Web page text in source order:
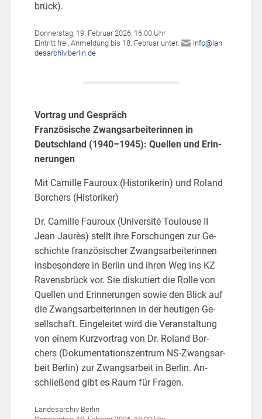
brück).
Don­ners­tag, 19. Fe­bru­ar 2026, 16.00 Uhr
Ein­tritt frei, An­mel­dung bis 18. Fe­bru­ar unter:
info@​lan​
desa​rchi​v.​berlin.​de
Vor­trag und Ge­spräch
Fran­zö­si­sche Zwangs­ar­bei­te­rin­nen in
Deutsch­land (1940–1945): Quel­len und Er­in­
ne­run­gen
Mit Ca­mil­le Fau­roux (His­to­ri­ke­rin) und Ro­land
Bor­chers (His­to­ri­ker)
Dr. Ca­mil­le Fau­roux (Uni­ver­sité Tou­lou­se II
Jean Jaurès) stellt ihre For­schun­gen zur Ge­
schich­te fran­zö­si­scher Zwangs­ar­bei­te­rin­nen
ins­be­son­de­re in Ber­lin und ihren Weg ins KZ
Ra­vens­brück vor. Sie dis­ku­tiert die Rolle von
Quel­len und Er­in­ne­run­gen sowie den Blick auf
die Zwangs­ar­bei­te­rin­nen in der heu­ti­gen Ge­
sell­schaft. Ein­ge­lei­tet wird die Ver­an­stal­tung
von einem Kurz­vor­trag von Dr. Ro­land Bor­
chers (Do­ku­men­ta­ti­ons­zen­trum NS-Zwangs­ar­
beit Ber­lin) zur Zwangs­ar­beit in Ber­lin. An­
schlie­ßend gibt es Raum für Fra­gen.
Lan­des­ar­chiv Ber­lin